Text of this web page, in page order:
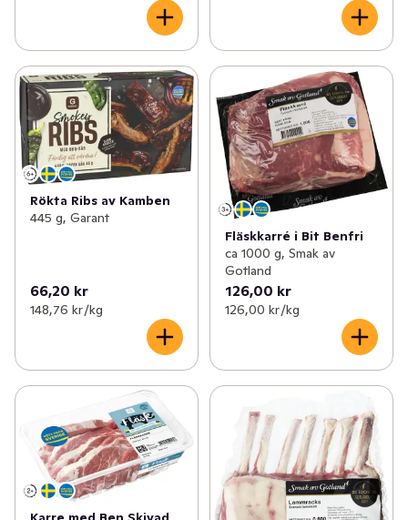
Rökta Ribs av Kamben
445 g, Garant
66,20 kr
148,76 kr /kg
Fläskkarré i Bit Benfri
ca 1000 g, Smak av
Gotland
126,00 kr
126,00 kr /kg